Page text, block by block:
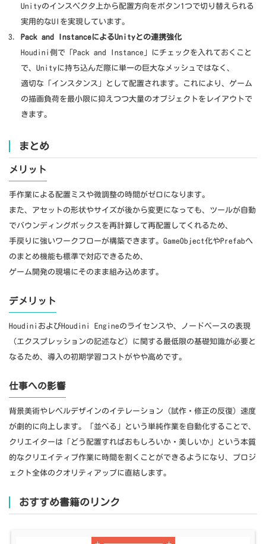
Unityのインスペクタ上から配置方向をボタン1つで切り替えられる
実用的なUIを実現しています。
Pack and InstanceによるUnityとの連携強化
Houdini側で「Pack and Instance」にチェックを入れておくこと
で、Unityに持ち込んだ際に単一の巨大なメッシュではなく、
適切な「インスタンス」として配置されます。これにより、ゲーム
の描画負荷を最小限に抑えつつ大量のオブジェクトをレイアウトで
きます。
まとめ
メリット
手作業による配置ミスや微調整の時間がゼロになります。
また、アセットの形状やサイズが後から変更になっても、ツールが自動
でバウンディングボックスを再計算して再配置してくれるため、
手戻りに強いワークフローが構築できます。GameObject化やPrefabへ
のまとめ機能も標準で対応できるため、
ゲーム開発の現場にそのまま組み込めます。
デメリット
HoudiniおよびHoudini Engineのライセンスや、ノードベースの表現
（エクスプレッションの記述など）に関する最低限の基礎知識が必要と
なるため、導入の初期学習コストがやや高めです。
仕事への影響
背景美術やレベルデザインのイテレーション（試作・修正の反復）速度
が劇的に向上します。「並べる」という単純作業を自動化することで、
クリエイターは「どう配置すればおもしろいか・美しいか」という本質
的なクリエイティブ作業に時間を割くことができるようになり、プロジ
ェクト全体のクオリティアップに直結します。
おすすめ書籍のリンク